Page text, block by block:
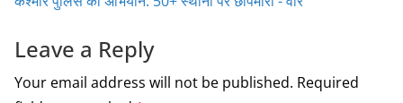
Leave a Reply
Your email address will not be published. Required